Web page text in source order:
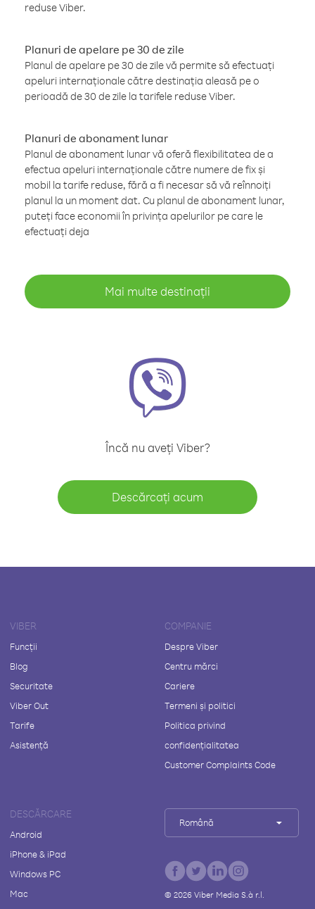
reduse Viber.
Planuri de apelare pe 30 de zile
Planul de apelare pe 30 de zile vă permite să efectuați
apeluri internaționale către destinația aleasă pe o
perioadă de 30 de zile la tarifele reduse Viber.
Planuri de abonament lunar
Planul de abonament lunar vă oferă flexibilitatea de a
efectua apeluri internaționale către numere de fix și
mobil la tarife reduse, fără a fi necesar să vă reînnoiți
planul la un moment dat. Cu planul de abonament lunar,
puteți face economii în privința apelurilor pe care le
efectuați deja
Mai multe destinații
Încă nu aveți Viber?
Descărcați acum
VIBER
Funcții
Blog
Securitate
Viber Out
Tarife
Asistență
COMPANIE
Despre Viber
Centru mărci
Cariere
Termeni și politici
Politica privind
confidențialitatea
Customer Complaints Code
DESCĂRCARE
Android
iPhone & iPad
Windows PC
Mac
Română
© 2026Viber Media S.à r.l.